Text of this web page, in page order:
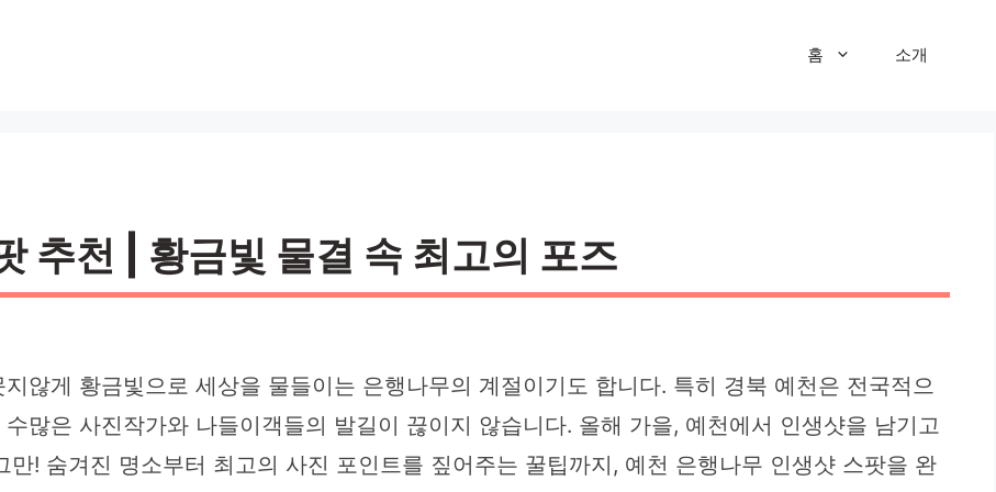
홈 소개
추천 | 황금빛 물결 속 최고의 포즈
않게 황금빛으로 세상을 물들이는 은행나무의 계절이기도 합니다. 특히 경북 예천은 전국적으
많은 사진작가와 나들이객들의 발길이 끊이지 않습니다. 올해 가을, 예천에서 인생샷을 남기고
! 숨겨진 명소부터 최고의 사진 포인트를 짚어주는 꿀팁까지, 예천 은행나무 인생샷 스팟을 완